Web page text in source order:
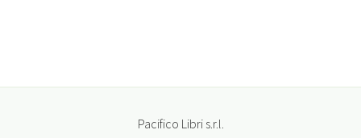
Pacifico Libri s.r.l.